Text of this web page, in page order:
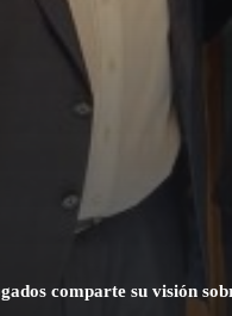
comparte su visión